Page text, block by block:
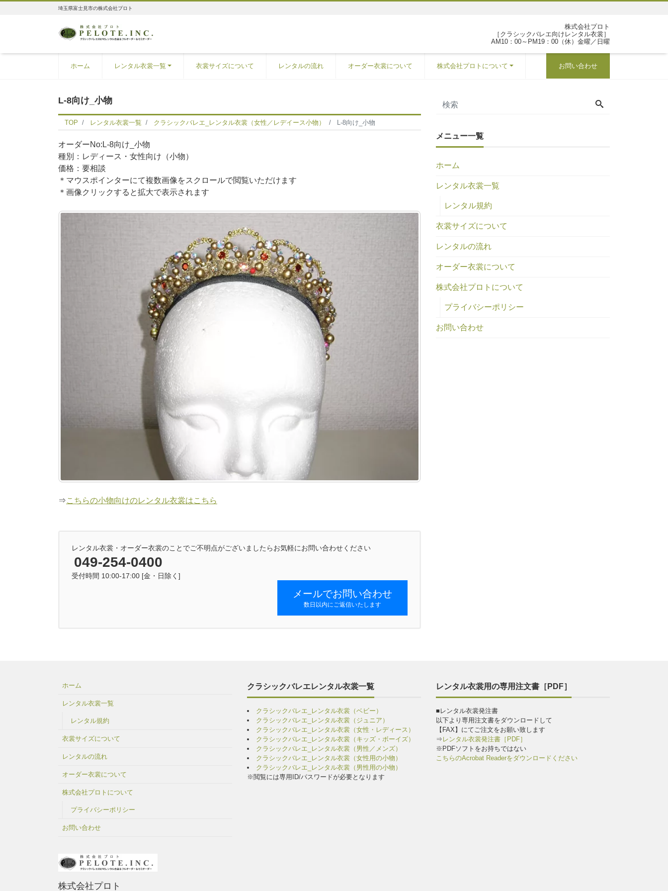
埼玉県富士見市の株式会社プロト
株式会社プロト
［クラシックバレエ向けレンタル衣裳］
AM10：00～PM19：00（休）金曜／日曜
ホーム レンタル衣裳一覧 衣裳サイズについて レンタルの流れ オーダー衣裳について 株式会社プロトについて お問い合わせ
L-8向け_小物
TOP レンタル衣裳一覧 クラシックバレエ_レンタル衣裳（女性／レデイース小物） L-8向け_小物
オーダーNo:L-8向け_小物
種別：レディース・女性向け（小物）
価格：要相談
＊マウスポインターにて複数画像をスクロールで閲覧いただけます
＊画像クリックすると拡大で表示されます
⇒こちらの小物向けのレンタル衣裳はこちら
レンタル衣裳・オーダー衣裳のことでご不明点がございましたらお気軽にお問い合わせください
049-254-0400
受付時間 10:00-17:00 [金・日除く]
メールでお問い合わせ
数日以内にご返信いたします
メニュー一覧
ホーム
レンタル衣裳一覧
レンタル規約
衣裳サイズについて
レンタルの流れ
オーダー衣裳について
株式会社プロトについて
プライバシーポリシー
お問い合わせ
ホーム
レンタル衣裳一覧
レンタル規約
衣裳サイズについて
レンタルの流れ
オーダー衣裳について
株式会社プロトについて
プライバシーポリシー
お問い合わせ
クラシックバレエレンタル衣裳一覧
クラシックバレエ_レンタル衣裳（ベビー）
クラシックバレエ_レンタル衣裳（ジュニア）
クラシックバレエ_レンタル衣裳（女性・レディース）
クラシックバレエ_レンタル衣裳（キッズ・ボーイズ）
クラシックバレエ_レンタル衣裳（男性／メンズ）
クラシックバレエ_レンタル衣裳（女性用の小物）
クラシックバレエ_レンタル衣裳（男性用の小物）
※閲覧には専用ID/パスワードが必要となります
レンタル衣裳用の専用注文書［PDF］
■レンタル衣裳発注書
以下より専用注文書をダウンロードして
【FAX】にてご注文をお願い致します
⇒ レンタル衣裳発注書［PDF］
※PDFソフトをお持ちではない
こちらのAcrobat Readerをダウンロードください
株式会社プロト